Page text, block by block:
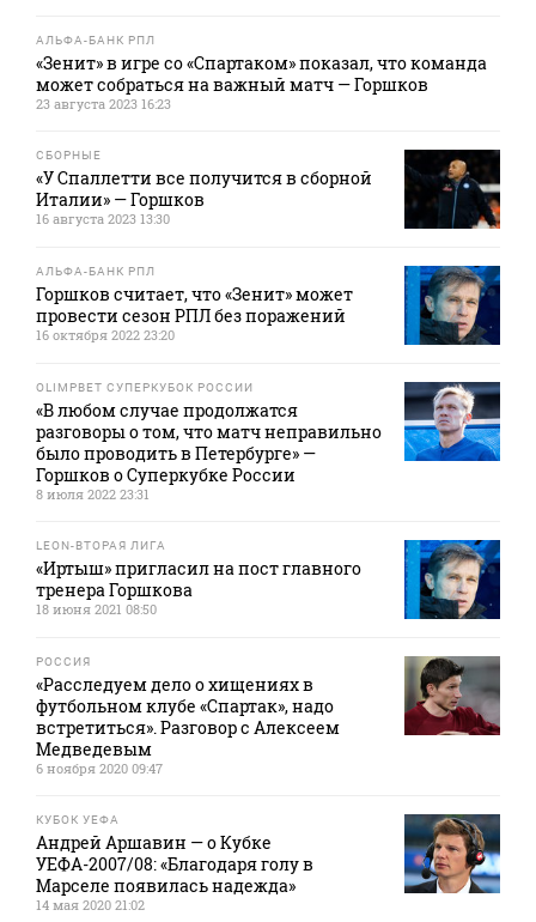
АЛЬФА-БАНК РПЛ
«Зенит» в игре со «Спартаком» показал, что команда
может собраться на важный матч — Горшков
23 августа 2023 16:23
СБОРНЫЕ
«У Спаллетти все получится в сборной
Италии» — Горшков
16 августа 2023 13:30
АЛЬФА-БАНК РПЛ
Горшков считает, что «Зенит» может
провести сезон РПЛ без поражений
16 октября 2022 23:20
OLIMPBET СУПЕРКУБОК РОССИИ
«В любом случае продолжатся
разговоры о том, что матч неправильно
было проводить в Петербурге» —
Горшков о Суперкубке России
8 июля 2022 23:31
LEON-ВТОРАЯ ЛИГА
«Иртыш» пригласил на пост главного
тренера Горшкова
18 июня 2021 08:50
РОССИЯ
«Расследуем дело о хищениях в
футбольном клубе «Спартак», надо
встретиться». Разговор с Алексеем
Медведевым
6 ноября 2020 09:47
КУБОК УЕФА
Андрей Аршавин — о Кубке
УЕФА-2007/08: «Благодаря голу в
Марселе появилась надежда»
14 мая 2020 21:02